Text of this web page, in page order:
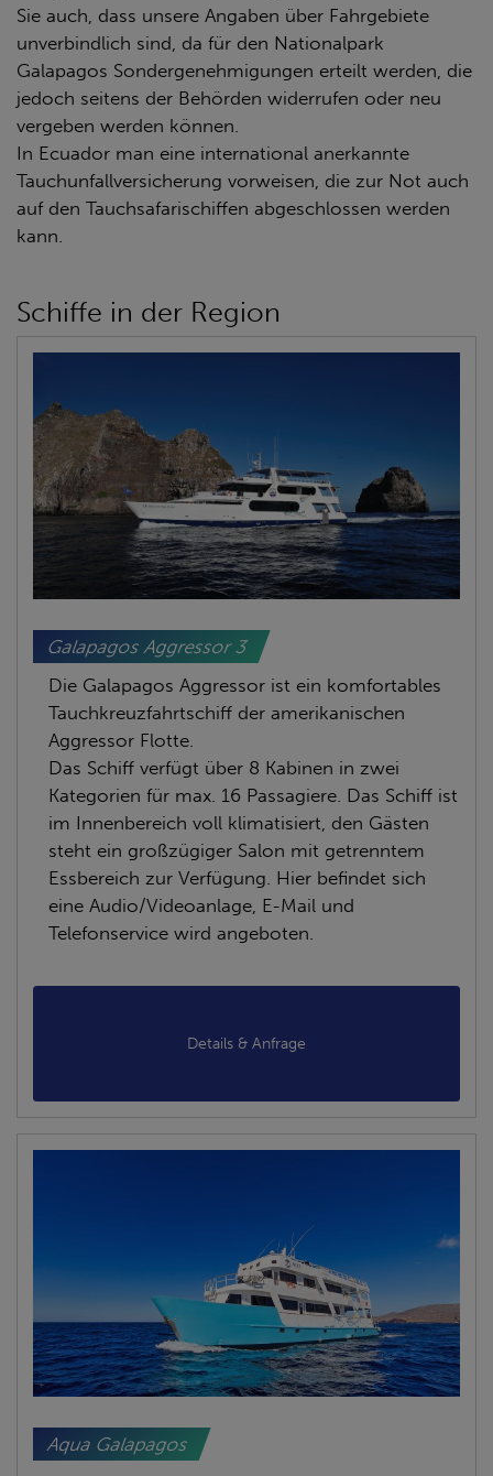
Sie auch, dass unsere Angaben über Fahrgebiete
unverbindlich sind, da für den Nationalpark
Galapagos Sondergenehmigungen erteilt werden, die
jedoch seitens der Behörden widerrufen oder neu
vergeben werden können.
In Ecuador man eine international anerkannte
Tauchunfallversicherung vorweisen, die zur Not auch
auf den Tauchsafarischiffen abgeschlossen werden
kann.
Schiffe in der Region
Galapagos Aggressor 3
Die Galapagos Aggressor ist ein komfortables
Tauchkreuzfahrtschiff der amerikanischen
Aggressor Flotte.
Das Schiff verfügt über 8 Kabinen in zwei
Kategorien für max. 16 Passagiere. Das Schiff ist
im Innenbereich voll klimatisiert, den Gästen
steht ein großzügiger Salon mit getrenntem
Essbereich zur Verfügung. Hier befindet sich
eine Audio/Videoanlage, E-Mail und
Telefonservice wird angeboten.
Details & Anfrage
Aqua Galapagos